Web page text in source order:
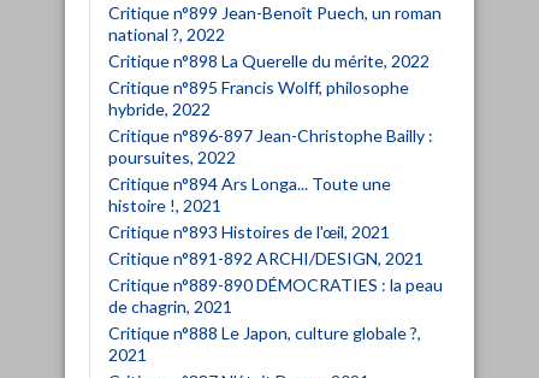
Critique n°899 Jean-Benoît Puech, un roman
national ?, 2022
Critique n°898 La Querelle du mérite, 2022
Critique n°895 Francis Wolff, philosophe
hybride, 2022
Critique n°896-897 Jean-Christophe Bailly :
poursuites, 2022
Critique n°894 Ars Longa... Toute une
histoire !, 2021
Critique n°893 Histoires de l'œil, 2021
Critique n°891-892 ARCHI/DESIGN, 2021
Critique n°889-890 DÉMOCRATIES : la peau
de chagrin, 2021
Critique n°888 Le Japon, culture globale ?,
2021